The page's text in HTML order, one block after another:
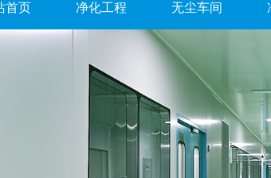
首页 净化工程 无尘车间